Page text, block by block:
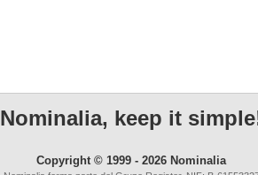
Nominalia, keep it
Copyright © 1999 - 2026 Nominalia